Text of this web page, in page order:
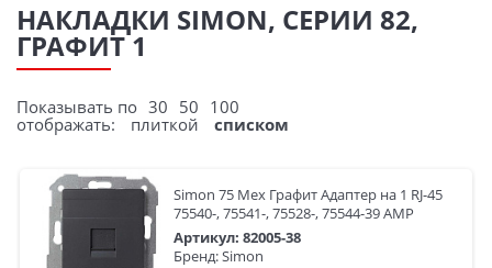
НАКЛАДКИ SIMON, СЕРИИ 82,
ГРАФИТ 1
Показывать по 30 50 100
отображать:
плиткой списком
Simon 75 Мех Графит Адаптер на 1 RJ-45
75540-, 75541-, 75528-, 75544-39 АМР
Артикул: 82005-38
Бренд: Simon